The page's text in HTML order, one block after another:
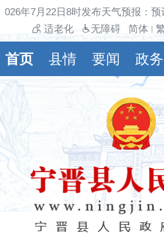
年7月22日8时发布天气预报：
适老化
无障碍 简体
首页 县情 要闻 政